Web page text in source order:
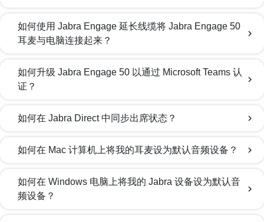
如何使用 Jabra Engage 延长线缆将 Jabra Engage 50
耳麦与电脑连接起来？
chevron_right
如何升级 Jabra Engage 50 以通过 Microsoft Teams 认
证？
chevron_right
如何在 Jabra Direct 中同步出席状态？ chevron_right
如何在 Mac 计算机上将我的耳麦设为默认音频设备？ chevron_right
如何在 Windows 电脑上将我的 Jabra 设备设为默认音
频设备？
chevron_right